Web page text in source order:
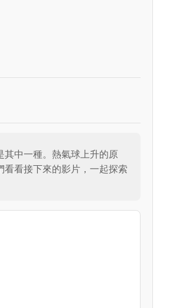
中一種。熱氣球上升的原
看接下來的影片，一起探索